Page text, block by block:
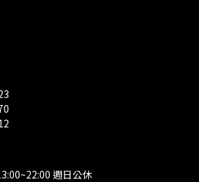
週日公休